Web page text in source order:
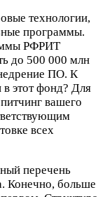
технологии,
программы.
РФРИТ
до 500 000 млн
ПО. К
этот фонд? Для
вашего
всех
перечень
Конечно, больше